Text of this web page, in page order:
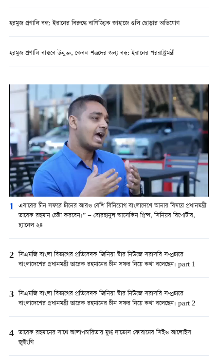
হরমুজ প্রণালি বন্ধ: ইরানের বিরুদ্ধে বাণিজ্যিক জাহাজে গুলি ছোড়ার অভিযোগ
হরমুজ প্রণালি বাস্তবে উন্মুক্ত, কেবল শত্রুদের জন্য বন্ধ: ইরানের পররাষ্ট্রমন্ত্রী
1 এবারের চীন সফরে চীনের আরও বেশি বিনিয়োগ বাংলাদেশে আনার বিষয়ে প্রধানমন্ত্রী
তারেক রহমান চেষ্টা করবেন।” — বোরহানুল আসেকিন প্রিন্স, সিনিয়র রিপোর্টার,
চ্যানেল ২৪
2 সিএমজি বাংলা বিভাগের প্রতিবেদক জিনিয়া স্টার নিউজে সরাসরি সম্প্রচারে
বাংলাদেশের প্রধানমন্ত্রী তারেক রহমানের চীন সফর নিয়ে কথা বলেছেন। part 1
3 সিএমজি বাংলা বিভাগের প্রতিবেদক জিনিয়া স্টার নিউজে সরাসরি সম্প্রচারে
বাংলাদেশের প্রধানমন্ত্রী তারেক রহমানের চীন সফর নিয়ে কথা বলেছেন। part 2
4 তারেক রহমানের সাথে আলাপচারিতায় মুগ্ধ দাভোস ফোরামের সিইও আলোইস
জুইংগি